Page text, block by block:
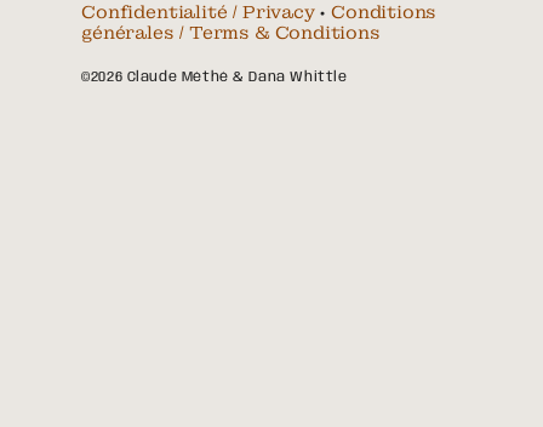
Confidentialité / Privacy•Conditions
générales / Terms & Conditions
©2026 Claude Méthé & Dana Whittle